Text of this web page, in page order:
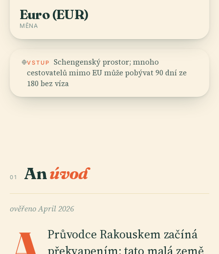
Euro (EUR)
MĚNA
VSTUP
Schengenský prostor; mnoho
cestovatelů mimo EU může pobývat 90 dní ze
180 bez víza
01 Anúvod
ověřenoApril 2026
Průvodce Rakouskem začíná